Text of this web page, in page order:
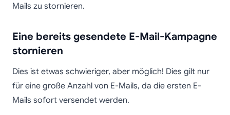
Mails zu stornieren.
Eine bereits gesendete E-Mail-Kampagne
stornieren
Dies ist etwas schwieriger, aber möglich! Dies gilt nur
für eine große Anzahl von E-Mails, da die ersten E-
Mails sofort versendet werden.